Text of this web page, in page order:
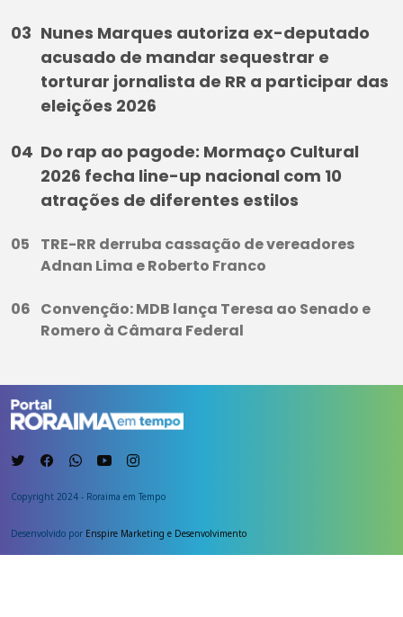
Nunes Marques autoriza ex-deputado
acusado de mandar sequestrar e
torturar jornalista de RR a participar das
eleições 2026
Do rap ao pagode: Mormaço Cultural
2026 fecha line-up nacional com 10
atrações de diferentes estilos
TRE-RR derruba cassação de vereadores
Adnan Lima e Roberto Franco
Convenção: MDB lança Teresa ao Senado e
Romero à Câmara Federal
Copyright 2024 - Roraima em Tempo
Desenvolvido por Enspire Marketing e Desenvolvimento